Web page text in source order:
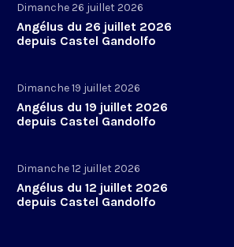
Dimanche 26 juillet 2026
Angélus du 26 juillet 2026
depuis Castel Gandolfo
Dimanche 19 juillet 2026
Angélus du 19 juillet 2026
depuis Castel Gandolfo
Dimanche 12 juillet 2026
Angélus du 12 juillet 2026
depuis Castel Gandolfo